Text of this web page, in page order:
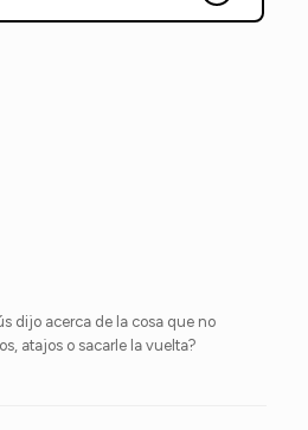
dijo acerca de la cosa que no
atajos o sacarle la vuelta?